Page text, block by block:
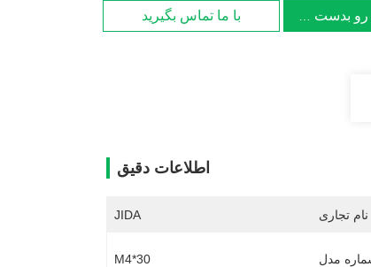
بدست بیار با ما تماس بگیرید
اطلاعات دقیق
نام تجاری JIDA
مدل M4*30